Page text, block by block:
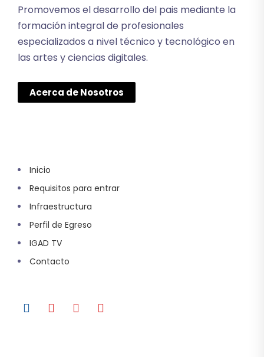
Promovemos el desarrollo del pais mediante la
formación integral de profesionales
especializados a nivel técnico y tecnológico en
las artes y ciencias digitales.
Acerca de Nosotros
Inicio
Requisitos para entrar
Infraestructura
Perfil de Egreso
IGAD TV
Contacto